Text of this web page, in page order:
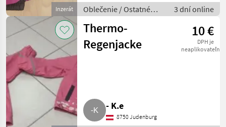
Inzerát
Oblečenie / Ostatné
oblečenie
3 dní online
Thermo-
Regenjacke
10 €
DPH je
neaplikovateľné
- K.e
8750 Judenburg